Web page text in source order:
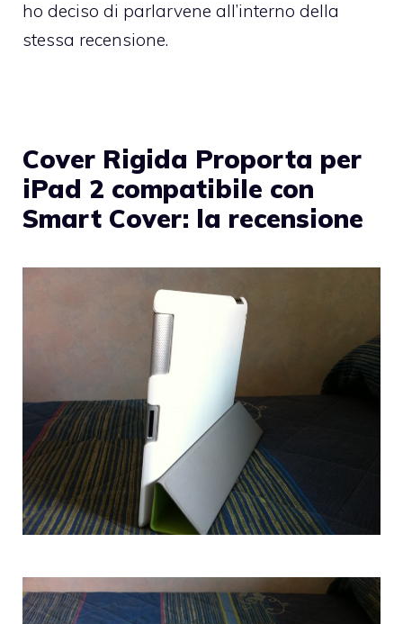
ho deciso di parlarvene all’interno della
stessa recensione.
Cover Rigida Proporta per
iPad 2 compatibile con
Smart Cover: la recensione